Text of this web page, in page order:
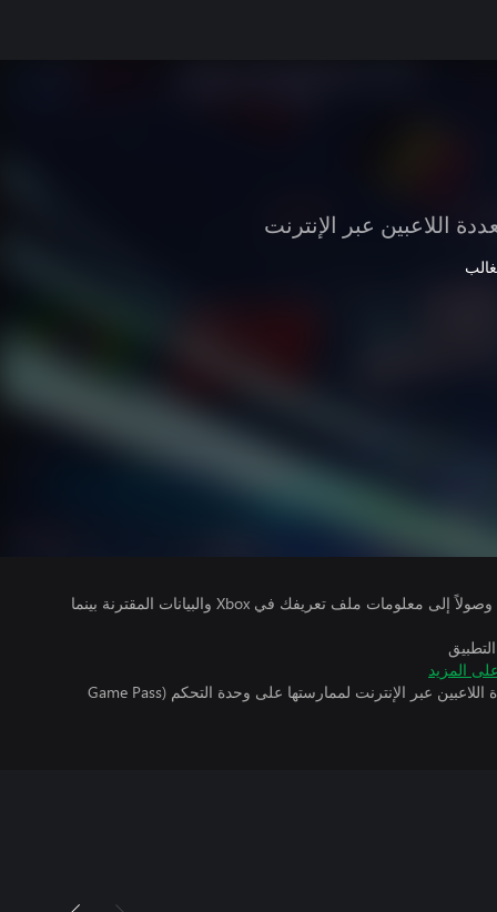
اللاعبين عبر الإنترنت
يتلقى ناشرو الألعاب التي تقوم بتشغيلها وصولاً إلى معلومات ملف تعريفك في Xbox والبيانات المقترنة بينما
المزيد
تتطلب اللعبة توفر اشتراك ألعاب متعددة اللاعبين عبر الإنترنت لممارستها على وحدة التحكم (Game Pass